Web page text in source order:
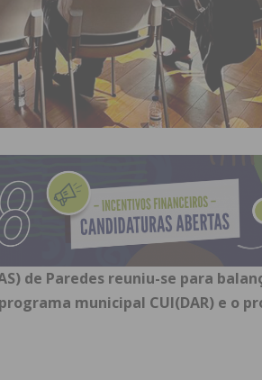
de Paredes reuniu-se para
municipal CUI(DAR) e o